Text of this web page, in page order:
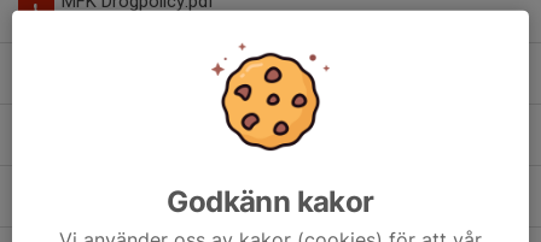
Projektet Dammarna.pdf
| Projektet Dammarna
Resultat från MFK 2024-05-15.pdf
Styrelse och sektioner 2026.pdf
Godkänn kakor